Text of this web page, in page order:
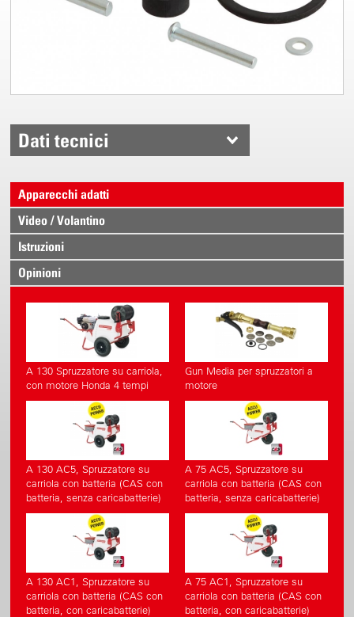
Dati tecnici
Apparecchi adatti
Video / Volantino
Istruzioni
Opinioni
A 130 Spruzzatore su carriola,
con motore Honda 4 tempi
Gun Media per spruzzatori a
motore
A 130 AC5, Spruzzatore su
carriola con batteria (CAS con
batteria, senza caricabatterie)
A 75 AC5, Spruzzatore su
carriola con batteria (CAS con
batteria, senza caricabatterie)
A 130 AC1, Spruzzatore su
carriola con batteria (CAS con
batteria, con caricabatterie)
A 75 AC1, Spruzzatore su
carriola con batteria (CAS con
batteria, con caricabatterie)